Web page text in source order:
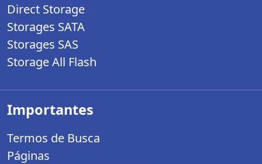
Direct Storage
Storages SATA
Storages SAS
Storage All Flash
Importantes
Termos de Busca
Páginas